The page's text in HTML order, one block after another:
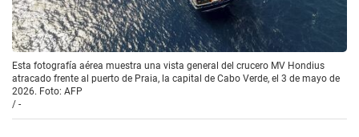
Esta fotografía aérea muestra una vista general del crucero MV Hondius
atracado frente al puerto de Praia, la capital de Cabo Verde, el 3 de mayo de
2026. Foto: AFP
/ -